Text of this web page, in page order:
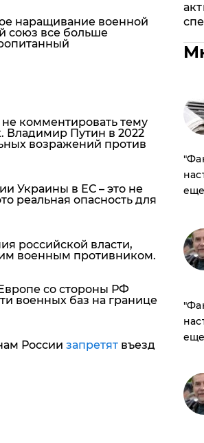
наращивание военной
союз все больше
не комментировать тему
Владимир Путин в 2022
возражений против
Украины в ЕС – это не
реальная опасность для
российской власти,
военным противником.
со стороны РФ
военных баз на границе
России запретятвъезд